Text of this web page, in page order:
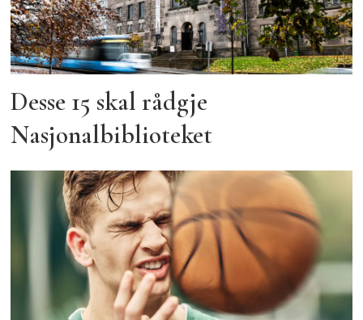
Desse 15 skal rådgje
Nasjonalbiblioteket